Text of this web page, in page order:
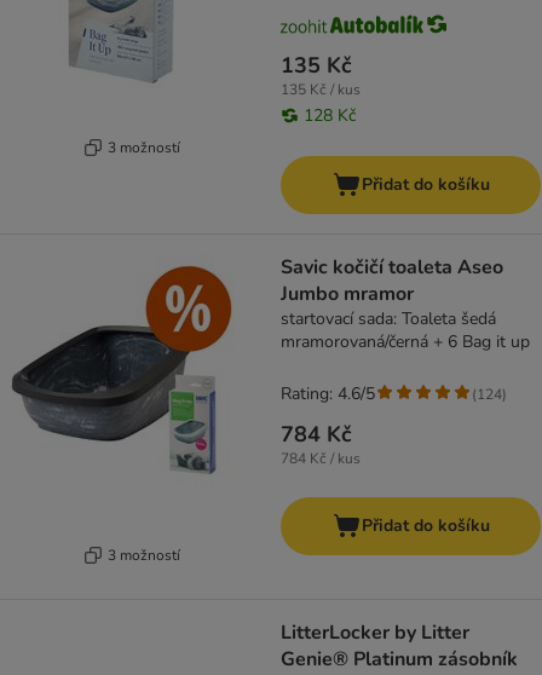
3 možností
135 Kč
135 Kč / kus
128 Kč
Přidat do košíku
3 možností
Savic kočičí toaleta Aseo
Jumbo mramor
startovací sada: Toaleta šedá
mramorovaná/černá + 6 Bag it up
784 Kč
784 Kč / kus
Rating: 4.6/5 (124)
Přidat do košíku
LitterLocker by Litter
Genie® Platinum zásobník